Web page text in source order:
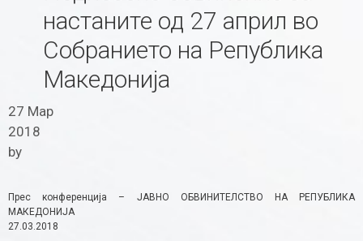
настаните од 27 април во
Собранието на Република
Македонија
27 Мар
2018
by
Прес конференција – ЈАВНО ОБВИНИТЕЛСТВО НА РЕПУБЛИКА
МАКЕДОНИЈА
27.03.2018